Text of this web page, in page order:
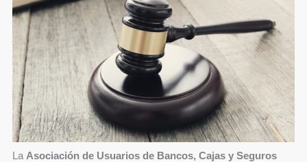
La Asociación de Usuarios de Bancos, Cajas y Seguros